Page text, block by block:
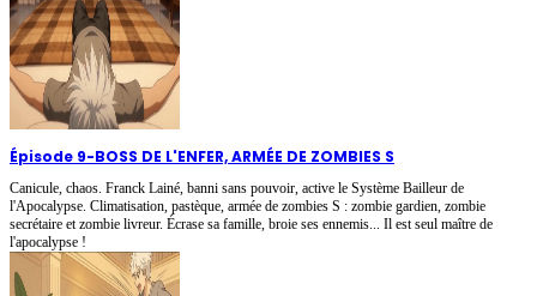
Épisode 9-BOSS DE L'ENFER, ARMÉE DE ZOMBIES S
Canicule, chaos. Franck Lainé, banni sans pouvoir, active le Système Bailleur de
l'Apocalypse. Climatisation, pastèque, armée de zombies S : zombie gardien, zombie
secrétaire et zombie livreur. Écrase sa famille, broie ses ennemis... Il est seul maître de
l'apocalypse !